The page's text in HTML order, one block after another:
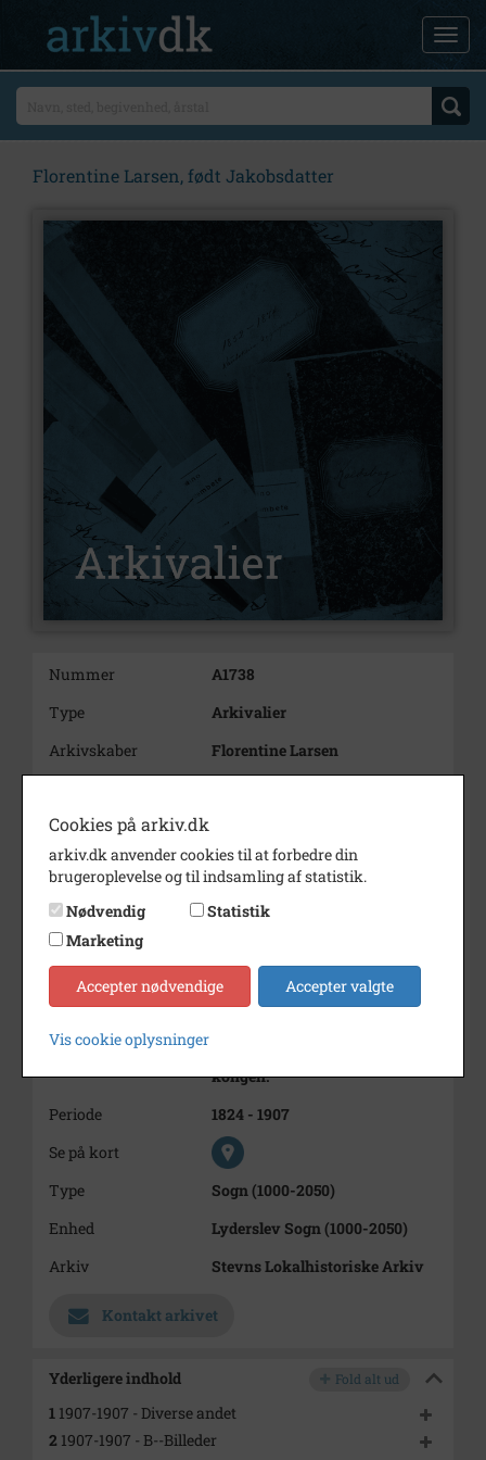
Florentine Larsen, født Jakobsdatter
Nummer
A1738
Type
Arkivalier
Arkivskaber
Florentine Larsen
Født/stiftet
27/1-1824 i Torøje
Død/nedlagt
Bemærkning
"Medaljekonen", som reddede 3
drenge
fra at drukne i Gevnø Gadekær
kongen.
Periode
1824 - 1907
Se på kort
Type
Sogn (1000-2050)
Enhed
Lyderslev Sogn (1000-2050)
Arkiv
Stevns Lokalhistoriske Arkiv
Kontakt arkivet
Yderligere indhold Fold alt ud
1 1907-1907 - Diverse andet
2 1907-1907 - B--Billeder
Cookies på arkiv.dk
arkiv.dk anvender cookies til at forbedre din
brugeroplevelse og til indsamling af statistik.
Nødvendig
Statistik
Marketing
Accepter nødvendige Accepter valgte
Vis cookie oplysninger